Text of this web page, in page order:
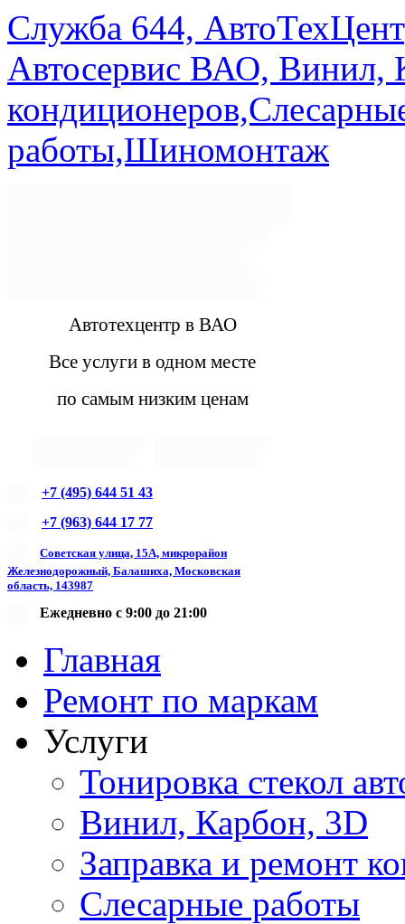
Служба 644,
Автосервис ВАО, Винил,
работы,Шиномонтаж
Автотехцентр в ВАО
Все услуги в одном месте
по самым низким ценам
+7 (495) 644 51 43
+7 (963) 644 17 77
Советская улица, 15А, микрорайон
Железнодорожный, Балашиха, Московская
область, 143987
Ежедневно с 9:00 до 21:00
Главная
Ремонт по маркам
Услуги
Тонировка стекол
Винил, Карбон, 3D
Заправка и ремонт
Слесарные работы